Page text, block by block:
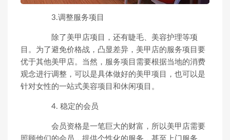
3.调整服务项目
除了美甲店项目，还有睫毛、美容护理等项
目。为了避免价格战，凸显差异，美甲店的服务项目要
优于其他美甲店。当然，服务项目需要根据当地的消费
观念进行调整，可以是具体做好的美甲项目，也可以是
针对女性的一站式美容项目和休闲项目。
4. 稳定的会员
会员资格是一笔巨大的财富，所以美甲店需要